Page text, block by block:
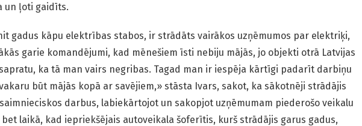
un ļoti gaidīts.
gadus kāpu elektrības stabos, ir strādāts vairākos uzņēmumos par elektriķi,
garie komandējumi, kad mēnešiem īsti nebiju mājās, jo objekti otrā Latvijas
ka tā man vairs negribas. Tagad man ir iespēja kārtīgi padarīt darbiņu
būt mājās kopā ar savējiem,» stāsta Ivars, sakot, ka sākotnēji strādājis
darbus, labiekārtojot un sakopjot uzņēmumam piederošo veikalu
laikā, kad iepriekšējais autoveikala šoferītis, kurš strādājis garus gadus,